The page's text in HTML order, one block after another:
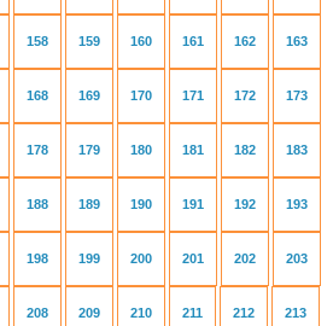
158 159 160 161 162 163
168 169 170 171 172 173
178 179 180 181 182 183
188 189 190 191 192 193
198 199 200 201 202 203
208 209 210 211 212 213